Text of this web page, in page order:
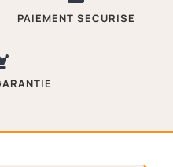
PAIEMENT SECURISE